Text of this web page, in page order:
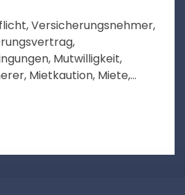
Versicherungsnehmer,
Mutwilligkeit,
Mietkaution, Miete,
vereinbarte